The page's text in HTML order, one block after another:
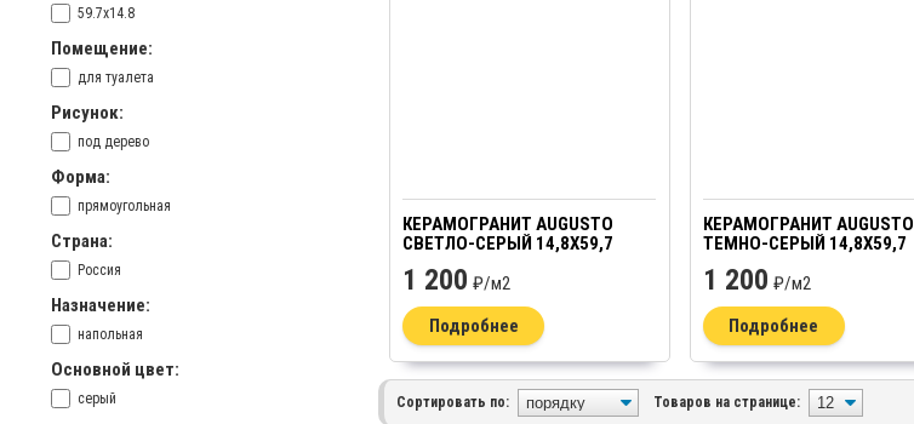
59.7x14.8
Помещение:
для туалета
Рисунок:
под дерево
Форма:
прямоугольная
Страна:
Россия
Назначение:
напольная
Основной цвет:
серый
КЕРАМОГРАНИТ AUGUSTO
СВЕТЛО-СЕРЫЙ 14,8Х59,7
1 200 ₽/м2
Подробнее
КЕРАМОГРАНИТ AUGUSTO
ТЕМНО-СЕРЫЙ 14,8Х59,7
1 200 ₽/м2
Подробнее
Сортировать по: Товаров на странице: